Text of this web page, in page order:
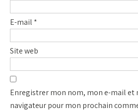
E-mail *
Site web
Enregistrer mon nom, mon e-mail et
navigateur pour mon prochain